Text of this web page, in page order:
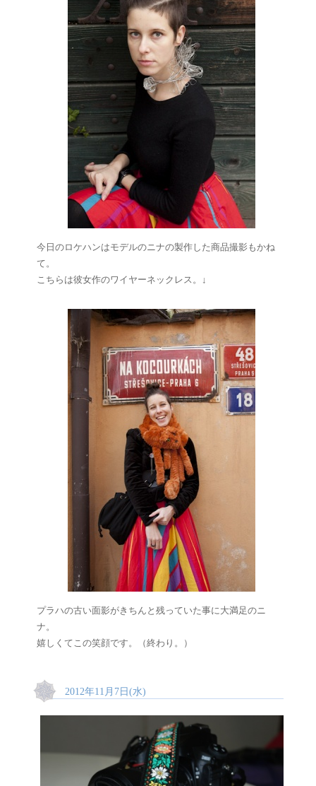
今日のロケハンはモデルのニナの製作した商品撮影もかね
て。
こちらは彼女作のワイヤーネックレス。↓
プラハの古い面影がきちんと残っていた事に大満足のニ
ナ。
嬉しくてこの笑顔です。（終わり。）
2012年11月7日(水)